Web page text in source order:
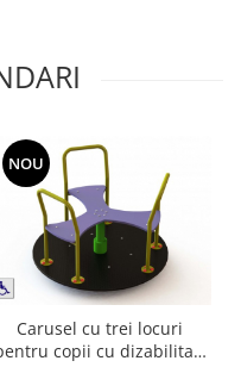
NOU
Carusel cu trei locuri
copii cu dizabilitati